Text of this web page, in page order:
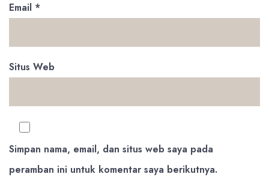
Email *
Situs Web
Simpan nama, email, dan situs web saya pada
peramban ini untuk komentar saya berikutnya.